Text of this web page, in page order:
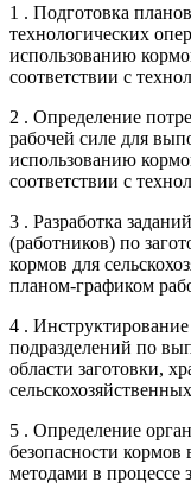
1 . Подготовка
технологических
использованию
соответствии с
2 . Определение
рабочей силе для
использованию
соответствии с
3 . Разработка
(работников) по
кормов для
планом-графиком
4 .
подразделений по
области заготовки,
5 . Определение
безопасности кормов
методами в процессе